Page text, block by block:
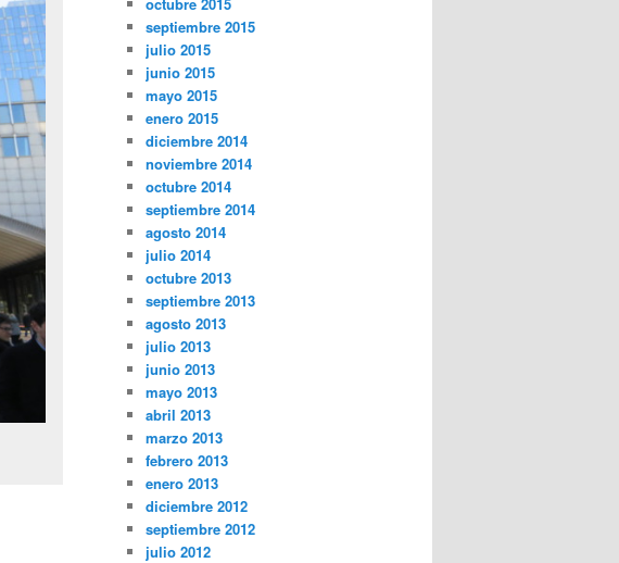
septiembre 2015
julio 2015
junio 2015
mayo 2015
enero 2015
diciembre 2014
noviembre 2014
octubre 2014
septiembre 2014
agosto 2014
julio 2014
octubre 2013
septiembre 2013
agosto 2013
julio 2013
junio 2013
mayo 2013
abril 2013
marzo 2013
febrero 2013
enero 2013
diciembre 2012
septiembre 2012
julio 2012